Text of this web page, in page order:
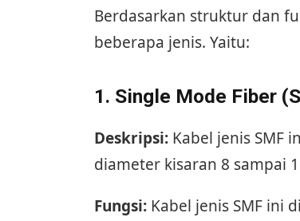
Berdasarkan struktur dan
beberapa jenis. Yaitu:
1. Single Mode Fiber
Deskripsi:Kabel jenis SMF
diameter kisaran 8 sampai
Fungsi:Kabel jenis SMF ini